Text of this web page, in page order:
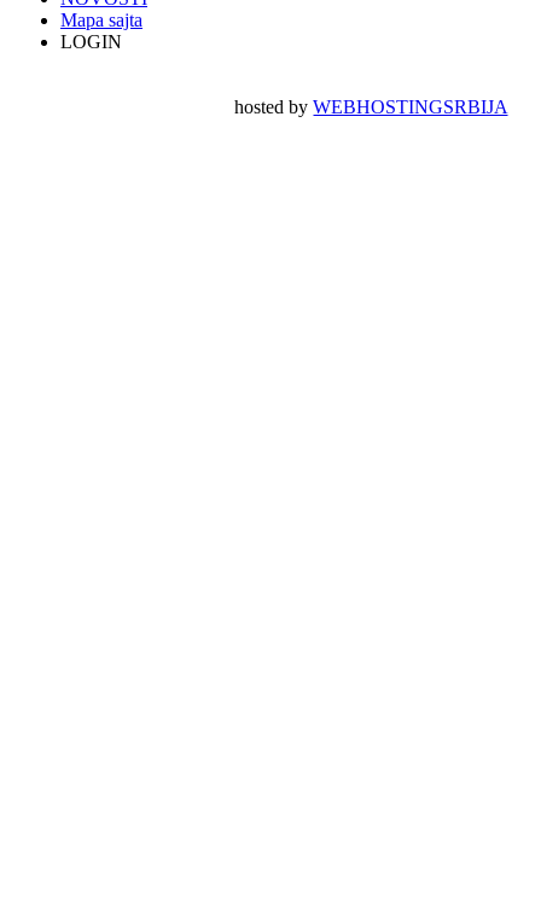
Mapa sajta
LOGIN
hosted byWEBHOSTINGSRBIJA